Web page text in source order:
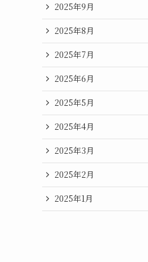
2025年9月
2025年8月
2025年7月
2025年6月
2025年5月
2025年4月
2025年3月
2025年2月
2025年1月